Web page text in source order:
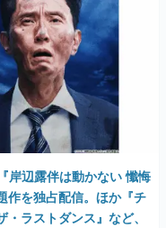
岸辺露伴は動かない 懺悔
作を独占配信。ほか『チ
ラストダンス』など、